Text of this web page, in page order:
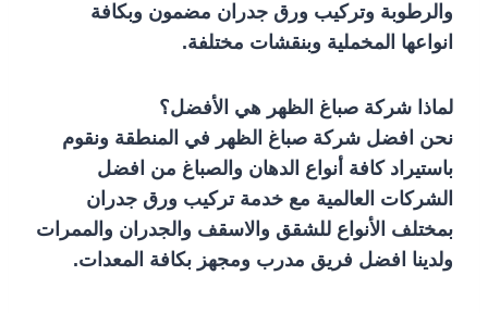
والرطوبة وتركيب ورق جدران مضمون وبكافة
انواعها المخملية وبنقشات مختلفة.
لماذا شركة صباغ الظهر هي الأفضل؟
نحن افضل شركة صباغ الظهر في المنطقة ونقوم
باستيراد كافة أنواع الدهان والصباغ من افضل
الشركات العالمية مع خدمة تركيب ورق جدران
بمختلف الأنواع للشقق والاسقف والجدران والممرات
ولدينا افضل فريق مدرب ومجهز بكافة المعدات.